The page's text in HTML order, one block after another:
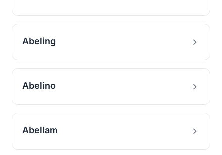
Abeling
Abelino
Abellam